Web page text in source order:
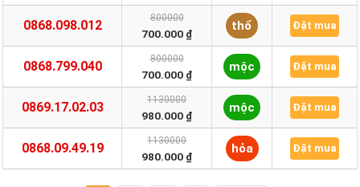
0868.098.012 800000
700.000 ₫
thổ Đặt mua
0868.799.040 800000
700.000 ₫
mộc Đặt mua
0869.17.02.03 1130000
980.000 ₫
mộc Đặt mua
0868.09.49.19 1130000
980.000 ₫
hỏa Đặt mua